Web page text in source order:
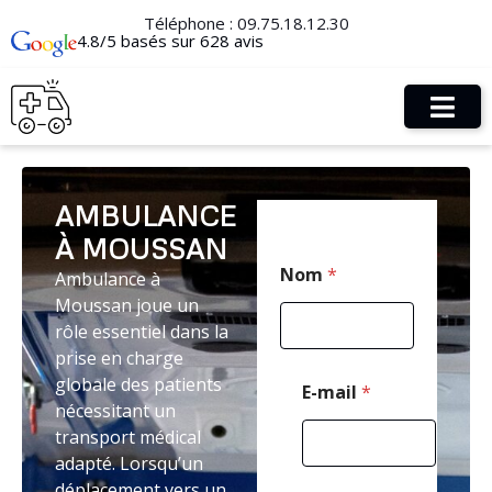
Téléphone : 09.75.18.12.30
4.8/5 basés sur 628 avis
AMBULANCE
À MOUSSAN
Ambulance à
Moussan joue un
rôle essentiel dans la
prise en charge
globale des patients
nécessitant un
transport médical
adapté. Lorsqu’un
Nom *
E-mail *
P
s
t
a
T
p